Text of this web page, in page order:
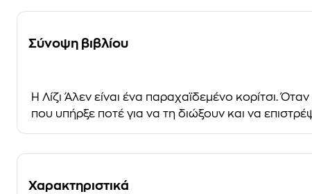
Σύνοψη βιβλίου
Η Λίζι Άλεν είναι ένα παραχαϊδεμένο κορίτσι.
που υπήρξε ποτέ για να τη διώξουν και να
Χαρακτηριστικά